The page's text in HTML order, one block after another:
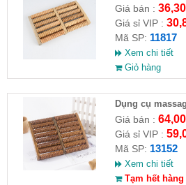
Giá bán :
Giá sỉ VIP :
Mã SP: 11817
Xem chi tiết
Giỏ hàng
Dụng cụ
Giá bán :
Giá sỉ VIP :
Mã SP: 13152
Xem chi tiết
Tạm hết hàng